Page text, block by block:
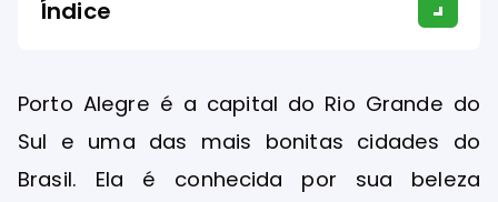
Índice
Porto Alegre é a capital do Rio Grande do
Sul e uma das mais bonitas cidades do
Brasil. Ela é conhecida por sua beleza